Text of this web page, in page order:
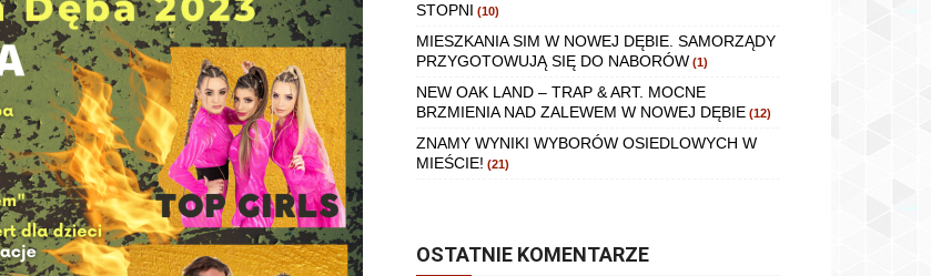
STOPNI (10)
MIESZKANIA SIM W NOWEJ DĘBIE. SAMORZĄDY
PRZYGOTOWUJĄ SIĘ DO NABORÓW (1)
NEW OAK LAND – TRAP & ART. MOCNE
BRZMIENIA NAD ZALEWEM W NOWEJ DĘBIE (12)
ZNAMY WYNIKI WYBORÓW OSIEDLOWYCH W
MIEŚCIE! (21)
OSTATNIE KOMENTARZE